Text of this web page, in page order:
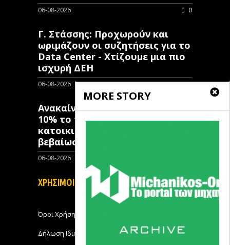
MORE STORY
06-08-2026 0
Γ. Στάσσης: Προχωρούν και
ωριμάζουν οι συζητήσεις για το
Data Center - Χτίζουμε μια πιο
ισχυρή ΔΕΗ
06-08-2026 0
Ανακαίνιση Κατοικίας: Μόλις
10% το ποσοστό των κλειστών
κατοικιών που έχουν λάβει
βεβαίωση ένταξης
06-08-2026
ΧΡΗΣΙΜΟΙ ΣΥΝΔΕΣΜΟΙ
Όροι Χρήσης
Δήλωση Ιδιωτικότητας